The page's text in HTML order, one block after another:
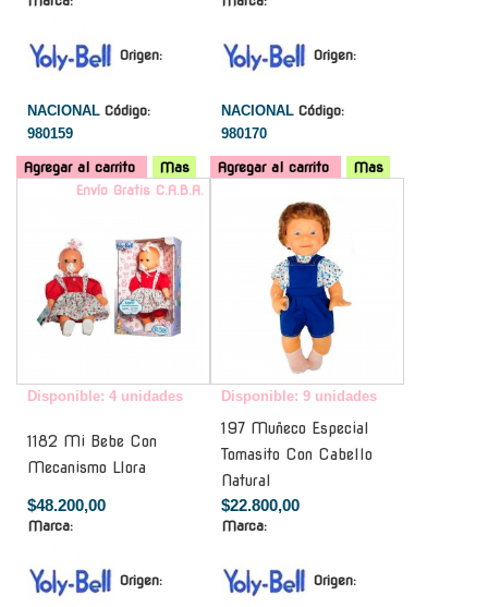
Origen:
NACIONAL Código:
980159
Agregar al carrito Mas
Origen:
NACIONAL Código:
980170
Agregar al carrito
Mas
Envío Gratis C.A.B.A.
Disponible: 4 unidades
1182 Mi Bebe Con
Mecanismo Llora
$48.200,00
Marca:
Origen:
Disponible: 9 unidades
197 Muñeco Especial
Tomasito Con Cabello
Natural
$22.800,00
Marca:
Origen: